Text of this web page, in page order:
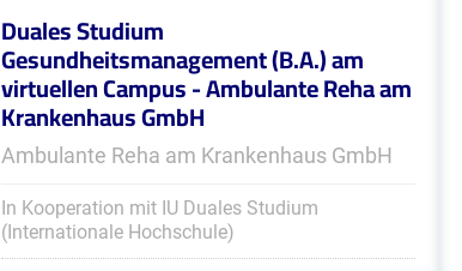
Duales Studium
Gesundheitsmanagement (B.A.) am
virtuellen Campus - Ambulante Reha am
Krankenhaus GmbH
Ambulante Reha am Krankenhaus GmbH
In Kooperation mit IU Duales Studium
(Internationale Hochschule)